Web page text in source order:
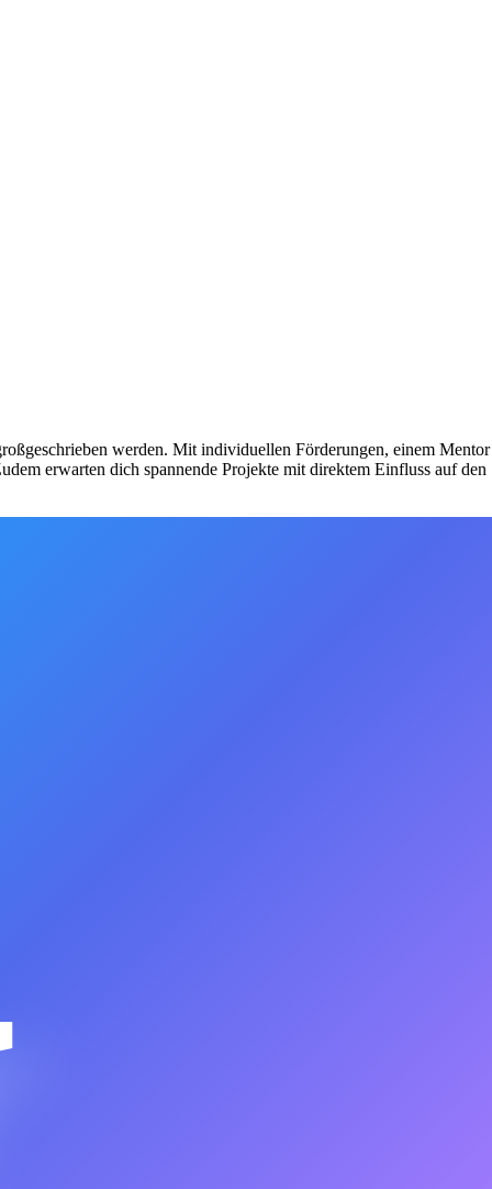
werden. Mit individuellen Förderungen, einem Mentor
erwarten dich spannende Projekte mit direktem Einfluss auf den